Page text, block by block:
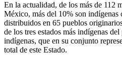
En la actualidad, de los más de 112
México, más del 10% son indígenas
distribuidos en 65 pueblos
de los tres estados más indígenas
indígenas, que en su conjunto
total de este Estado.